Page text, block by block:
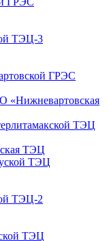
«Нижневартовская
ТЭЦ